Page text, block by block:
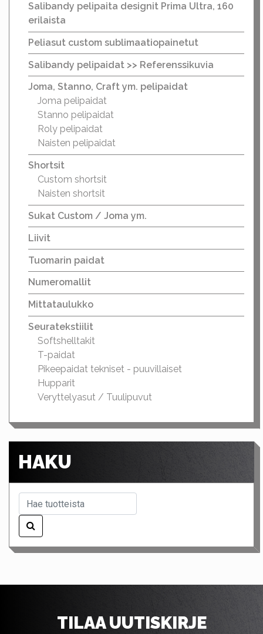
Salibandy pelipaita designit Prima Ultra, 160
erilaista
Peliasut custom sublimaatiopainetut
Salibandy pelipaidat >> Referenssikuvia
Joma, Stanno, Craft ym. pelipaidat
Joma pelipaidat
Stanno pelipaidat
Roly pelipaidat
Naisten pelipaidat
Shortsit
Custom shortsit
Naisten shortsit
Sukat Custom / Joma ym.
Liivit
Tuomarin paidat
Numeromallit
Mittataulukko
Seuratekstiilit
Softshelltakit
T-paidat
Pikeepaidat tekniset - puuvillaiset
Hupparit
Veryttelyasut / Tuulipuvut
HAKU
TILAA UUTISKIRJE